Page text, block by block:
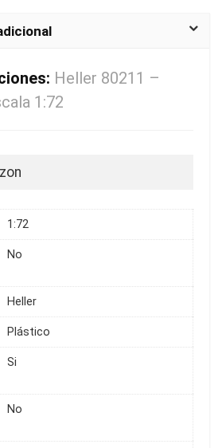
Heller 80211 –
1:72
1:72
No
Heller
Plástico
Si
No